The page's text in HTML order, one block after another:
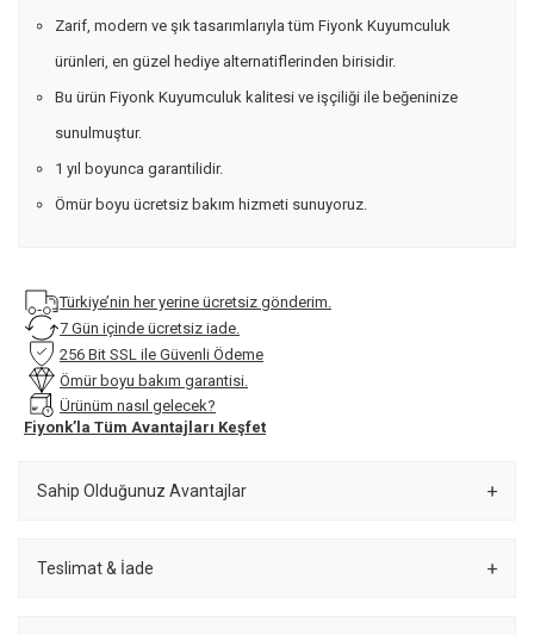
Zarif, modern ve şık tasarımlarıyla tüm Fiyonk Kuyumculuk
ürünleri, en güzel hediye alternatiflerinden birisidir.
Bu ürün Fiyonk Kuyumculuk kalitesi ve işçiliği ile beğeninize
sunulmuştur.
1 yıl boyunca garantilidir.
Ömür boyu ücretsiz bakım hizmeti sunuyoruz.
Türkiye’nin her yerine ücretsiz gönderim.
7 Gün içinde ücretsiz iade.
256 Bit SSL ile Güvenli Ödeme
Ömür boyu bakım garantisi.
Ürünüm nasıl gelecek?
Fiyonk’la Tüm Avantajları Keşfet
Sahip Olduğunuz Avantajlar
Teslimat & İade